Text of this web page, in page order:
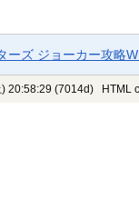
ーズ ジョーカー攻略
20:58:29 (7014d) HTML